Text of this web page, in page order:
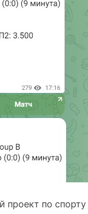
по спорту